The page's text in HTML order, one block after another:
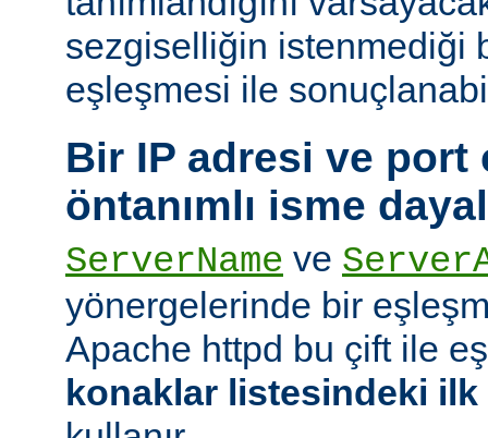
sezgiselliğin istenmediği
eşleşmesi ile
Bir IP adresi ve
öntanımlı isme
ServerName ve
yönergelerinde bir
Apache httpd bu çift ile
konaklar listesindeki ilk